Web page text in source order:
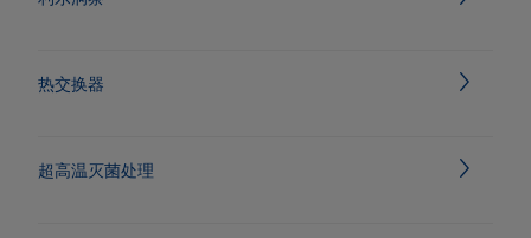
热交换器
超高温灭菌处理